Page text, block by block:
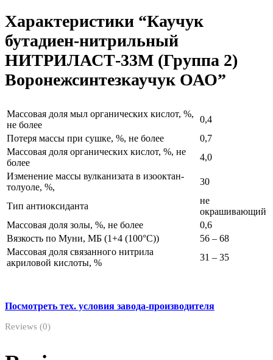
Характеристики “Каучук
бутадиен-нитрильный
НИТРИЛАСТ-33М (Группа 2)
Воронежсинтезкаучук ОАО”
Массовая доля мыл органических кислот, %,
не более
0,4
Потеря массы при сушке, %, не более
0,7
Массовая доля органических кислот, %, не
более
4,0
Изменение массы вулканизата в изооктан-
толуоле, %,
30
Тип антиоксиданта
не
окрашивающий
Массовая доля золы, %, не более
0,6
Вязкость по Муни, МБ (1+4 (100°С))
56 – 68
Массовая доля связанного нитрила
акриловой кислоты, %
31 – 35
Посмотреть тех. условия завода-производителя
Reviews (0)